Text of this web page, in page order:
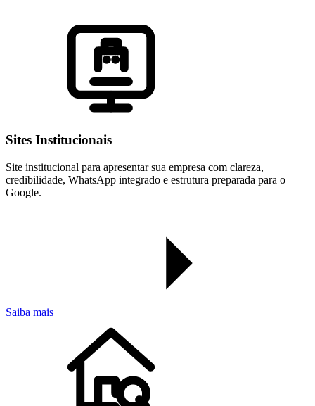
Sites Institucionais
Site institucional para apresentar sua empresa com clareza,
credibilidade, WhatsApp integrado e estrutura preparada para o
Google.
Saiba mais